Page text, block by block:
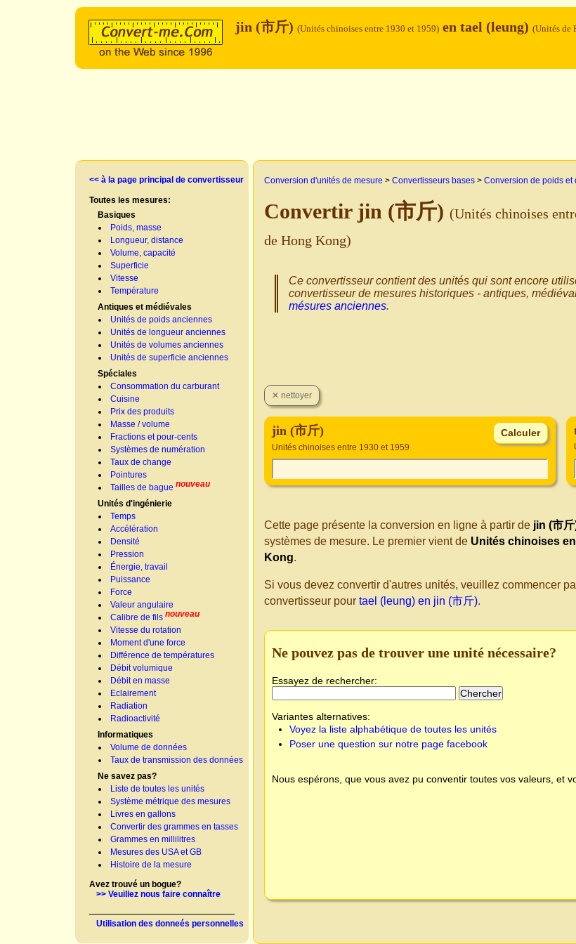
jin (市斤) (Unités chinoises entre 1930 et 1959) en tael (leung) (Unités de
<< à la page principal de convertisseur
Toutes les mesures:
Basiques
Poids, masse
Longueur, distance
Volume, capacité
Superficie
Vitesse
Température
Antiques et médiévales
Unités de poids anciennes
Unités de longueur anciennes
Unités de volumes anciennes
Unités de superficie anciennes
Spéciales
Consommation du carburant
Cuisine
Prix des produits
Masse / volume
Fractions et pour-cents
Systèmes de numération
Taux de change
Pointures
Tailles de bague nouveau
Unités d'ingénierie
Temps
Accélération
Densité
Pression
Énergie, travail
Puissance
Force
Valeur angulaire
Calibre de fils nouveau
Vitesse du rotation
Moment d'une force
Différence de températures
Débit volumique
Débit en masse
Eclairement
Radiation
Radioactivité
Informatiques
Volume de données
Taux de transmission des données
Ne savez pas?
Liste de toutes les unités
Système métrique des mesures
Livres en gallons
Convertir des grammes en tasses
Grammes en millilitres
Mesures des USA et GB
Histoire de la mesure
Avez trouvé un bogue?
>> Veuillez nous faire connaître
Utilisation des donneés personnelles
Conversion d'unités de mesure > Convertisseurs bases > Conversion de poids et
Convertir jin (市斤) (Unités chinoises
de Hong Kong)
Ce convertisseur contient des unités qui sont encore
convertisseur de mesures historiques - antiques,
mésures anciennes.
jin (市斤)
Unités chinoises entre 1930 et 1959
Cette page présente la conversion en ligne à partir de jin (市
systèmes de mesure. Le premier vient de Unités chinoises
Kong.
Si vous devez convertir d'autres unités, veuillez commencer
convertisseur pour tael (leung) en jin (市斤).
Ne pouvez pas de trouver une unité nécessaire?
Essayez de rechercher:
Variantes alternatives:
Voyez la liste alphabétique de toutes les unités
Poser une question sur notre page facebook
Nous espérons, que vous avez pu conventir toutes vos valeurs, et